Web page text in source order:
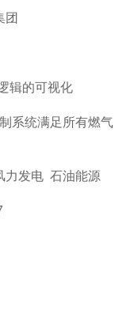
团
辑的可视化
系统满足所有燃气
力发电 石油能源